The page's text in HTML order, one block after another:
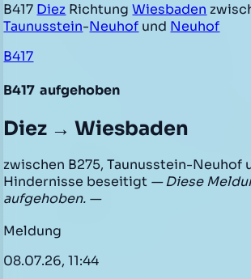
B417 Diez RichtungWiesbaden
Taunusstein-Neuhof und Neuhof
B417
B417 aufgehoben
Diez → Wiesbaden
zwischen B275, Taunusstein-Neuhof
Hindernisse beseitigt — Diese
aufgehoben. —
Meldung
08.07.26, 11:44